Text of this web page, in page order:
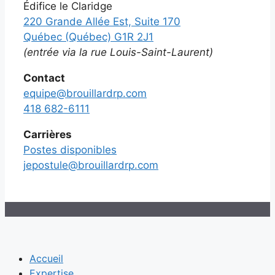
Édifice le Claridge
220 Grande Allée Est, Suite 170
Québec (Québec) G1R 2J1
(entrée via la rue Louis-Saint-Laurent)
Contact
equipe@brouillardrp.com
418 682-6111
Carrières
Postes disponibles
jepostule@brouillardrp.com
Accueil